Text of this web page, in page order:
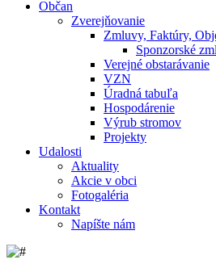
Občan
Zverejňovanie
Zmluvy, Faktúry,
Sponzorské
Verejné obstarávanie
VZN
Úradná tabuľa
Hospodárenie
Výrub stromov
Projekty
Udalosti
Aktuality
Akcie v obci
Fotogaléria
Kontakt
Napíšte nám